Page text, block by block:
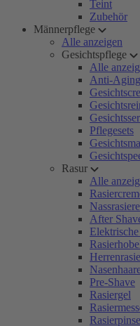
Teint
Zubehör
Männerpflege
Alle anzeigen
Gesichtspflege
Alle
Anti-Aging
Pflegesets
Rasur
Alle
After
Pre-Shave
Rasiergel